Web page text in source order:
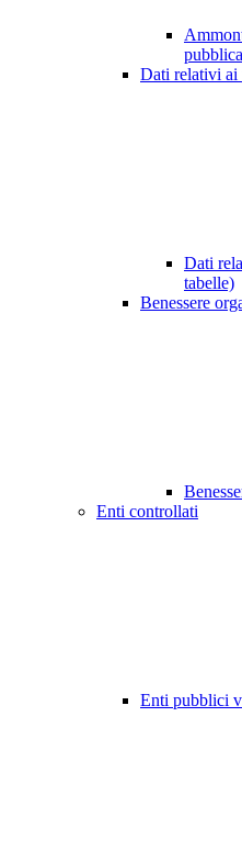
Dati relativi ai
Dati
tabelle)
Benessere
Enti controllati
Enti pubblici